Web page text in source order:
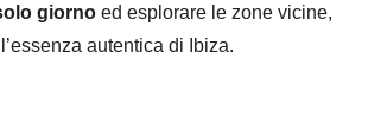
giorno ed esplorare le zone vicine,
autentica di Ibiza.